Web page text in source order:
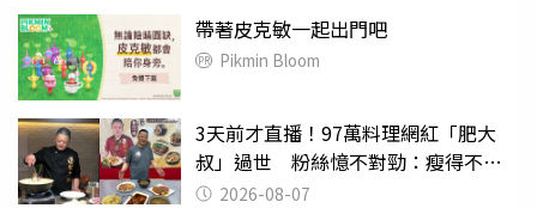
帶著皮克敏一起出門吧
Pikmin Bloom
3天前才直播！97萬料理網紅「肥大
叔」過世 粉絲憶不對勁：瘦得不合
理 2026-08-07